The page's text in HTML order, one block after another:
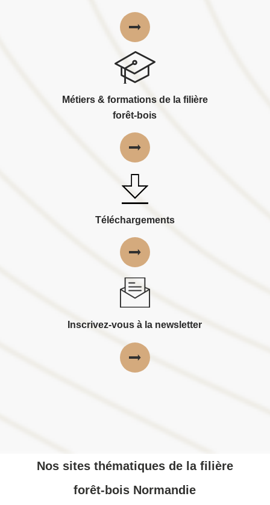
Métiers & formations de la filière
forêt-bois
Téléchargements
Inscrivez-vous à la newsletter
Nos sites thématiques de la filière
forêt-bois Normandie